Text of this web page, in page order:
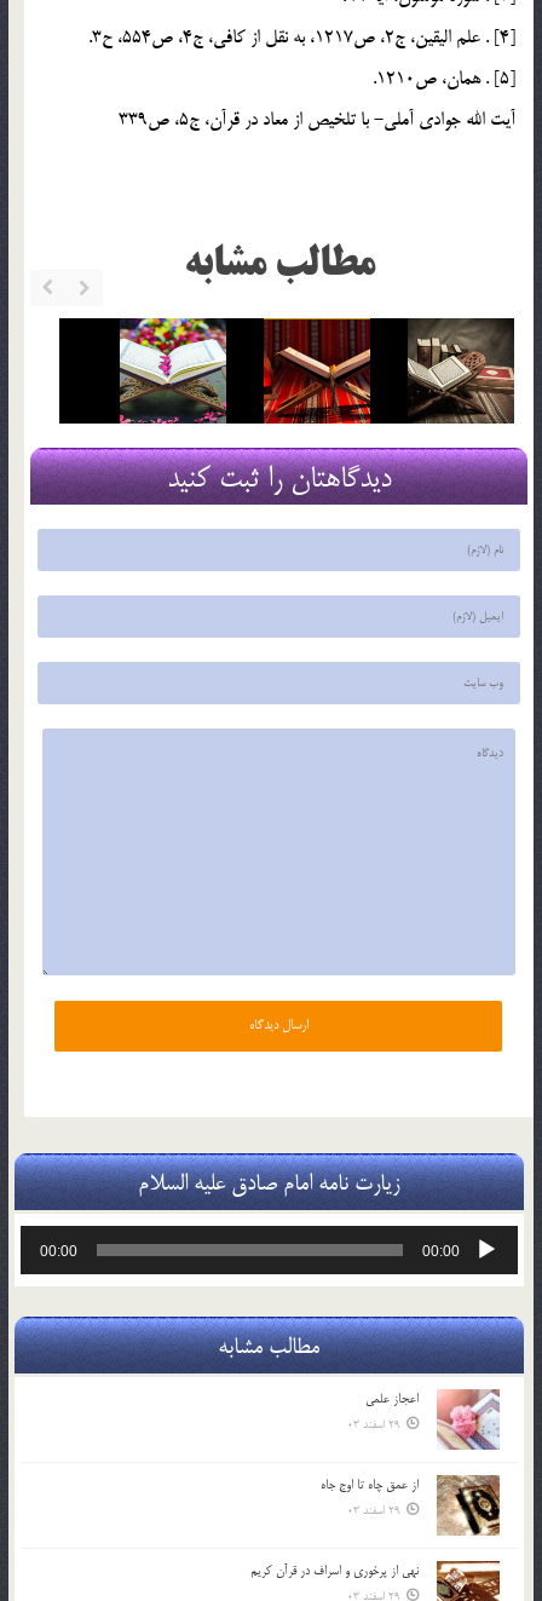
[4] . علم اليقين، ج2، ص1217، به نقل از كافي، ج4، ص554، ح3.
[5] . همان، ص1210.
آيت الله جوادي آملي- با تلخيص از معاد در قرآن، ج5، ص339
مطالب مشابه
دیدگاهتان را ثبت کنید
زیارت نامه امام صادق علیه السلام
پخش‌کننده
00:00
00:00
مطالب مشابه
اعجاز علمی
29 اسفند 03
از عمق چاه تا اوج جاه
29 اسفند 03
نهي از پرخوري و اسراف در قرآن کريم